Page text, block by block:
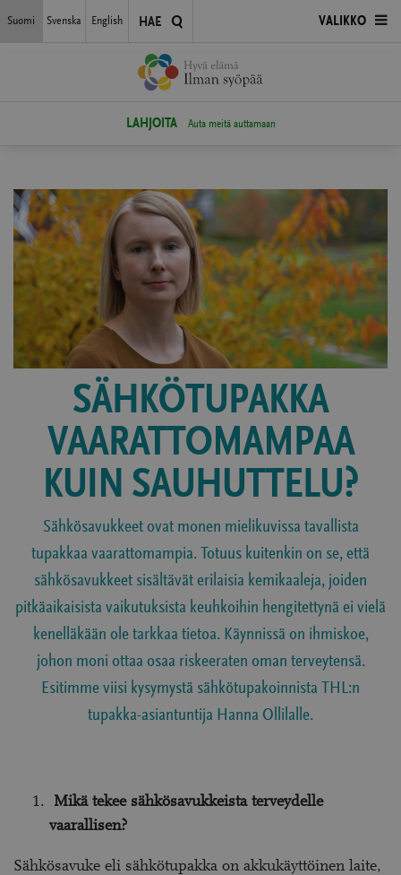
LAHJOITA Auta meitä auttamaan
Suomi Svenska English HAE AVAA
VALIKKO
SÄHKÖTUPAKKA
VAARATTOMAMPAA
KUIN SAUHUTTELU?
Sähkösavukkeet ovat monen mielikuvissa tavallista
tupakkaa vaarattomampia. Totuus kuitenkin on se, että
sähkösavukkeet sisältävät erilaisia kemikaaleja, joiden
pitkäaikaisista vaikutuksista keuhkoihin hengitettynä ei vielä
kenelläkään ole tarkkaa tietoa. Käynnissä on ihmiskoe,
johon moni ottaa osaa riskeeraten oman terveytensä.
Esitimme viisi kysymystä sähkötupakoinnista THL:n
tupakka-asiantuntija Hanna Ollilalle.
Mikä tekee sähkösavukkeista terveydelle
vaarallisen?
Sähkösavuke eli sähkötupakka on akkukäyttöinen laite,